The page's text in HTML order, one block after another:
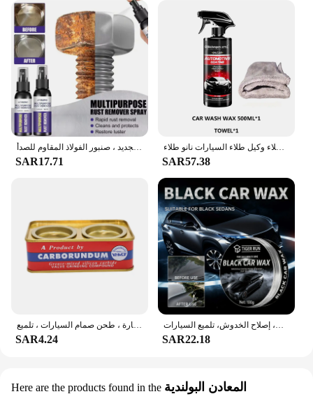
مزيل الصدأ المعدني متعدد الوظائف ، تلميع عجلة السيارات وعامل التجديد ، صنبور الفولاذ المقاوم للصدأ
SAR17.71
السيارات السيراميك نانو طلاء السائل معطف نانو مسعور طبقة تلميع الطلاء طلاء وكيل طلاء السيارات نانو طلاء
SAR57.38
معجون إصلاح خدش السيارة ، طحن صمام السيارات ، تلميع
SAR4.24
شمع أسود جديد للسيارات - مزيل خدوش السيارة، أدوات العناية بالطلاء، مزيل الدوامة التلقائي، إصلاح الخدوش، تلميع السيارات
SAR22.18
Here are the products found in the المعادن البولندية